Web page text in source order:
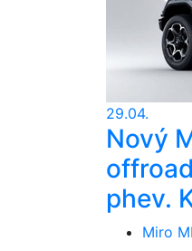
29.04.
Nový
phev.
Miro